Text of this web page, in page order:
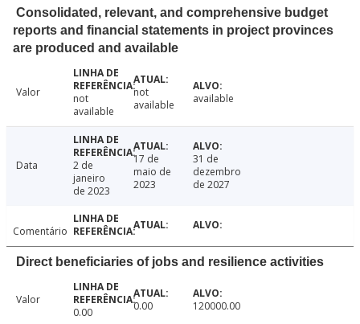
Consolidated, relevant, and comprehensive budget
reports and financial statements in project provinces
are produced and available
Valor
not
available
not
available
available
Data
2 de
janeiro
de 2023
17 de
maio de
2023
31 de
dezembro
de 2027
Comentário
Direct beneficiaries of jobs and resilience activities
Valor
0.00
0.00 120000.00